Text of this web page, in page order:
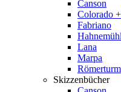
Canson
Colorado
Fabriano
Lana
Marpa
Römerturm
Skizzenbücher